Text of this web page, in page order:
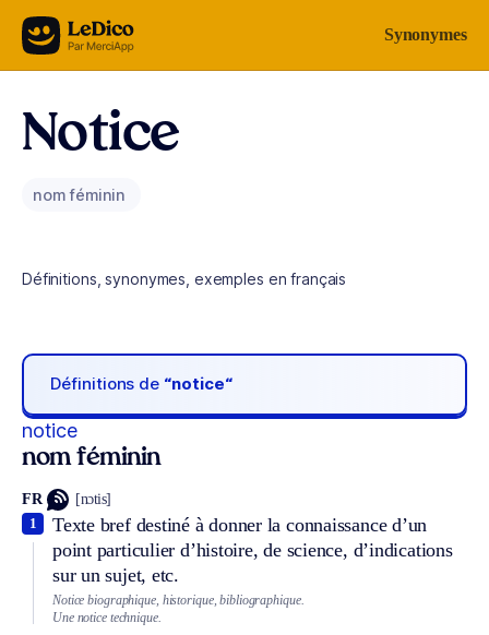
Aller au contenu Synonymes
Notice
nom féminin
Définitions, synonymes, exemples en français
Définitions de “notice“
notice
nom féminin
FR [nɔtis]
Texte bref destiné à donner la connaissance d’un
point particulier d’histoire, de science, d’indications
sur un sujet, etc.
1
Notice biographique, historique, bibliographique.
Une notice technique.